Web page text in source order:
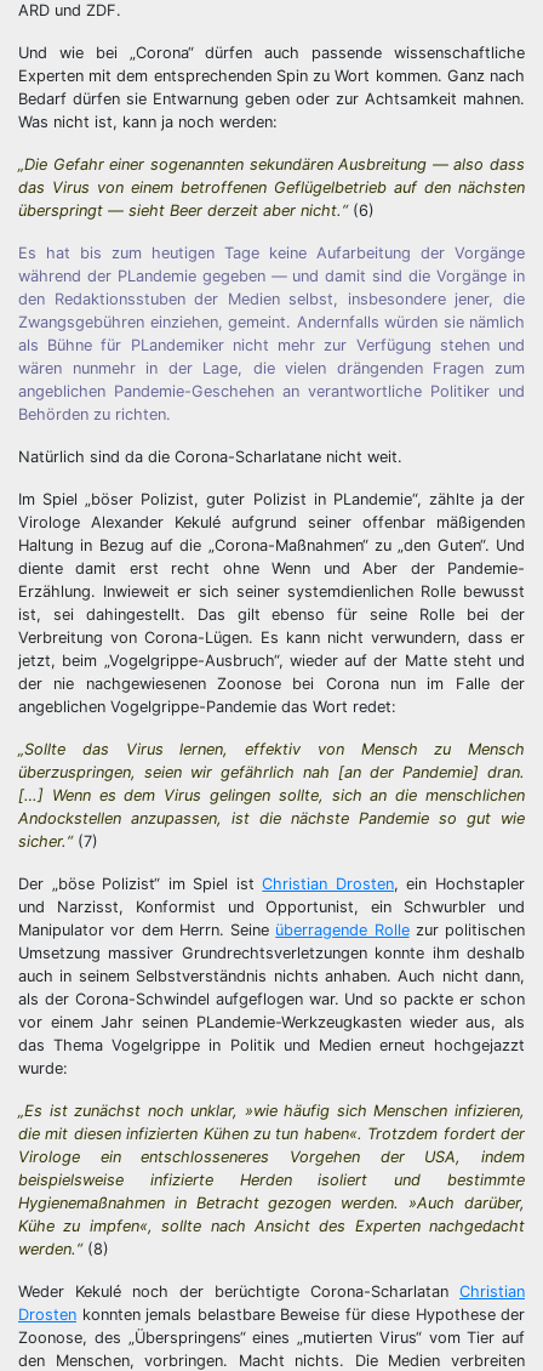
ARD und ZDF.
Und wie bei „Corona“ dürfen auch passende wissenschaftliche
Experten mit dem entsprechenden Spin zu Wort kommen. Ganz nach
Bedarf dürfen sie Entwarnung geben oder zur Achtsamkeit mahnen.
Was nicht ist, kann ja noch werden:
„Die Gefahr einer sogenannten sekundären Ausbreitung — also dass
das Virus von einem betroffenen Geflügelbetrieb auf den nächsten
überspringt — sieht Beer derzeit aber nicht.“(6)
Es hat bis zum heutigen Tage keine Aufarbeitung der Vorgänge
während der PLandemie gegeben — und damit sind die Vorgänge in
den Redaktionsstuben der Medien selbst, insbesondere jener, die
Zwangsgebühren einziehen, gemeint. Andernfalls würden sie nämlich
als Bühne für PLandemiker nicht mehr zur Verfügung stehen und
wären nunmehr in der Lage, die vielen drängenden Fragen zum
angeblichen Pandemie-Geschehen an verantwortliche Politiker und
Behörden zu richten.
Natürlich sind da die Corona-Scharlatane nicht weit.
Im Spiel „böser Polizist, guter Polizist in PLandemie“, zählte ja der
Virologe Alexander Kekulé aufgrund seiner offenbar mäßigenden
Haltung in Bezug auf die „Corona-Maßnahmen“ zu „den Guten“. Und
diente damit erst recht ohne Wenn und Aber der Pandemie-
Erzählung. Inwieweit er sich seiner systemdienlichen Rolle bewusst
ist, sei dahingestellt. Das gilt ebenso für seine Rolle bei der
Verbreitung von Corona-Lügen. Es kann nicht verwundern, dass er
jetzt, beim „Vogelgrippe-Ausbruch“, wieder auf der Matte steht und
der nie nachgewiesenen Zoonose bei Corona nun im Falle der
angeblichen Vogelgrippe-Pandemie das Wort redet:
„Sollte das Virus lernen, effektiv von Mensch zu Mensch
überzuspringen, seien wir gefährlich nah [an der Pandemie] dran.
[…] Wenn es dem Virus gelingen sollte, sich an die menschlichen
Andockstellen anzupassen, ist die nächste Pandemie so gut wie
sicher.“(7)
Der „böse Polizist“ im Spiel istChristian Drosten, ein Hochstapler
und Narzisst, Konformist und Opportunist, ein Schwurbler und
Manipulator vor dem Herrn. Seine überragende Rollezur politischen
Umsetzung massiver Grundrechtsverletzungen konnte ihm deshalb
auch in seinem Selbstverständnis nichts anhaben. Auch nicht dann,
als der Corona-Schwindel aufgeflogen war. Und so packte er schon
vor einem Jahr seinen PLandemie-Werkzeugkasten wieder aus, als
das Thema Vogelgrippe in Politik und Medien erneut hochgejazzt
wurde:
„Es ist zunächst noch unklar, »wie häufig sich Menschen infizieren,
die mit diesen infizierten Kühen zu tun haben«. Trotzdem fordert der
Virologe ein entschlosseneres Vorgehen der USA, indem
beispielsweise infizierte Herden isoliert und bestimmte
Hygienemaßnahmen in Betracht gezogen werden. »Auch darüber,
Kühe zu impfen«, sollte nach Ansicht des Experten nachgedacht
werden.“(8)
Weder Kekulé noch der berüchtigte Corona-Scharlatan Christian
Drosten konnten jemals belastbare Beweise für diese Hypothese der
Zoonose, des „Überspringens“ eines „mutierten Virus“ vom Tier auf
den Menschen, vorbringen. Macht nichts. Die Medien verbreiten